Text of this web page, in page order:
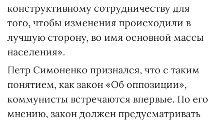
конструктивному сотрудничеству для
того, чтобы изменения происходили в
лучшую сторону, во имя основной массы
населения».
Петр Симоненко признался, что с таким
понятием, как закон «Об оппозиции»,
коммунисты встречаются впервые. По его
мнению, закон должен предусматривать